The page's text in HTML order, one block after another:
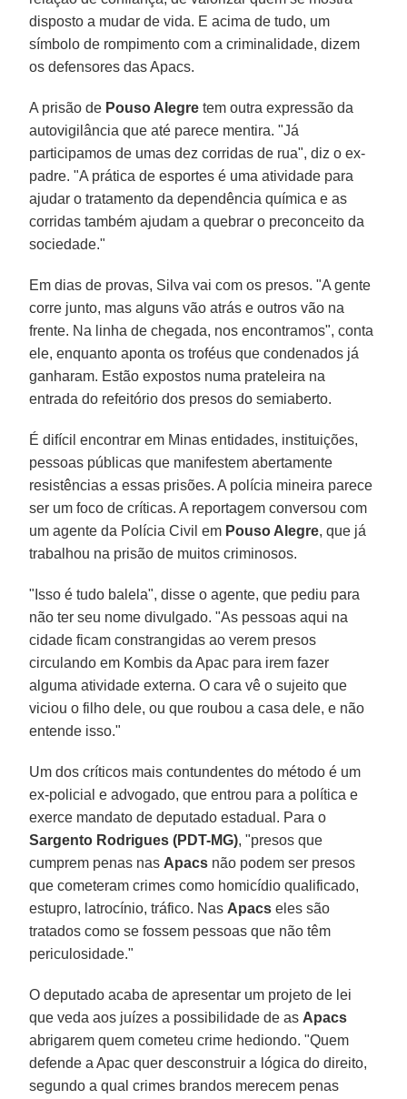
disposto a mudar de vida. E acima de tudo, um
símbolo de rompimento com a criminalidade, dizem
os defensores das Apacs.
A prisão de Pouso Alegre tem outra expressão da
autovigilância que até parece mentira. "Já
participamos de umas dez corridas de rua", diz o ex-
padre. "A prática de esportes é uma atividade para
ajudar o tratamento da dependência química e as
corridas também ajudam a quebrar o preconceito da
sociedade."
Em dias de provas, Silva vai com os presos. "A gente
corre junto, mas alguns vão atrás e outros vão na
frente. Na linha de chegada, nos encontramos", conta
ele, enquanto aponta os troféus que condenados já
ganharam. Estão expostos numa prateleira na
entrada do refeitório dos presos do semiaberto.
É difícil encontrar em Minas entidades, instituições,
pessoas públicas que manifestem abertamente
resistências a essas prisões. A polícia mineira parece
ser um foco de críticas. A reportagem conversou com
um agente da Polícia Civil em Pouso Alegre, que já
trabalhou na prisão de muitos criminosos.
"Isso é tudo balela", disse o agente, que pediu para
não ter seu nome divulgado. "As pessoas aqui na
cidade ficam constrangidas ao verem presos
circulando em Kombis da Apac para irem fazer
alguma atividade externa. O cara vê o sujeito que
viciou o filho dele, ou que roubou a casa dele, e não
entende isso."
Um dos críticos mais contundentes do método é um
ex-policial e advogado, que entrou para a política e
exerce mandato de deputado estadual. Para o
Sargento Rodrigues (PDT-MG), "presos que
cumprem penas nas Apacs não podem ser presos
que cometeram crimes como homicídio qualificado,
estupro, latrocínio, tráfico. Nas Apacs eles são
tratados como se fossem pessoas que não têm
periculosidade."
O deputado acaba de apresentar um projeto de lei
que veda aos juízes a possibilidade de as Apacs
abrigarem quem cometeu crime hediondo. "Quem
defende a Apac quer desconstruir a lógica do direito,
segundo a qual crimes brandos merecem penas